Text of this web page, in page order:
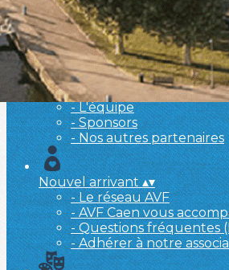
L'association▴▾
- L'association
- Brochure
- L'équipe
- Sponsors
- Nos autres partenaires
Nouvel arrivant▴▾
- Le réseau AVF
- AVF Caen vous
- Questions fréquentes
- Adhérer à notre